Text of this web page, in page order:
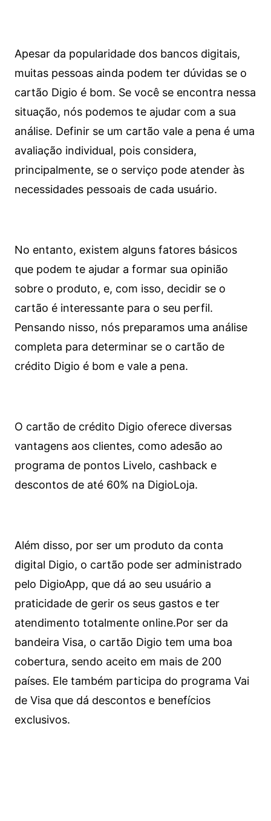
Apesar da popularidade dos bancos digitais,
muitas pessoas ainda podem ter dúvidas se o
cartão Digio é bom. Se você se encontra nessa
situação, nós podemos te ajudar com a sua
análise. Definir se um cartão vale a pena é uma
avaliação individual, pois considera,
principalmente, se o serviço pode atender às
necessidades pessoais de cada usuário.
No entanto, existem alguns fatores básicos
que podem te ajudar a formar sua opinião
sobre o produto, e, com isso, decidir se o
cartão é interessante para o seu perfil.
Pensando nisso, nós preparamos uma análise
completa para determinar se o cartão de
crédito Digio é bom e vale a pena.
O cartão de crédito Digio oferece diversas
vantagens aos clientes, como adesão ao
programa de pontos Livelo, cashback e
descontos de até 60% na DigioLoja.
Além disso, por ser um produto da conta
digital Digio, o cartão pode ser administrado
pelo DigioApp, que dá ao seu usuário a
praticidade de gerir os seus gastos e ter
atendimento totalmente online.Por ser da
bandeira Visa, o cartão Digio tem uma boa
cobertura, sendo aceito em mais de 200
países. Ele também participa do programa Vai
de Visa que dá descontos e benefícios
exclusivos.